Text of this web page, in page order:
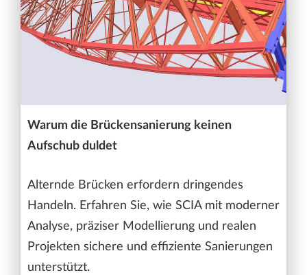
Warum die Brückensanierung keinen
Aufschub duldet
Alternde Brücken erfordern dringendes
Handeln. Erfahren Sie, wie SCIA mit moderner
Analyse, präziser Modellierung und realen
Projekten sichere und effiziente Sanierungen
unterstützt.